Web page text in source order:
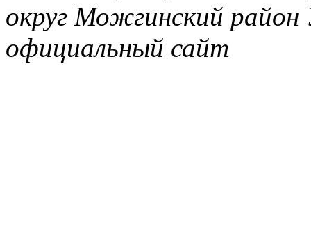
округ Можгинский район
официальный сайт